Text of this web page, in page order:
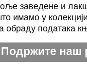
заведене и
имамо у
обраду података
Подржите наш